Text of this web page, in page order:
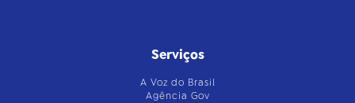
Serviços
A Voz do Brasil
Agência Gov